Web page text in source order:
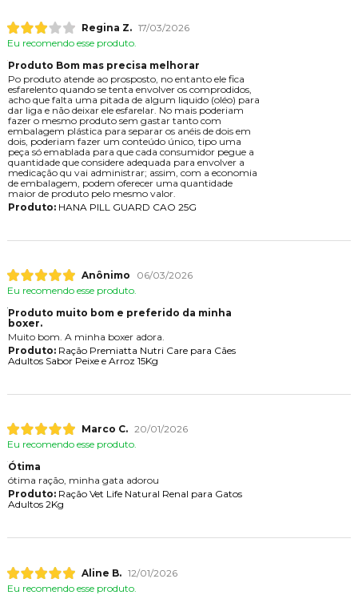
Regina Z. 17/03/2026
Eu recomendo esse produto.
Produto Bom mas precisa melhorar
Po produto atende ao prosposto, no entanto ele fica
esfarelento quando se tenta envolver os comprodidos,
acho que falta uma pitada de algum liquido (oléo) para
dar liga e não deixar ele esfarelar. No mais poderiam
fazer o mesmo produto sem gastar tanto com
embalagem plástica para separar os anéis de dois em
dois, poderiam fazer um conteúdo único, tipo uma
peça só emablada para que cada consumidor pegue a
quantidade que considere adequada para envolver a
medicação qu vai administrar; assim, com a economia
de embalagem, podem oferecer uma quantidade
maior de produto pelo mesmo valor.
Produto:HANA PILL GUARD CAO 25G
Anônimo
06/03/2026
Eu recomendo esse produto.
Produto muito bom e preferido da minha
boxer.
Muito bom. A minha boxer adora.
Produto:Ração Premiatta Nutri Care para Cães
Adultos Sabor Peixe e Arroz 15Kg
Marco C. 20/01/2026
Eu recomendo esse produto.
Ótima
ótima ração, minha gata adorou
Produto:Ração Vet Life Natural Renal para Gatos
Adultos 2Kg
Aline B. 12/01/2026
Eu recomendo esse produto.